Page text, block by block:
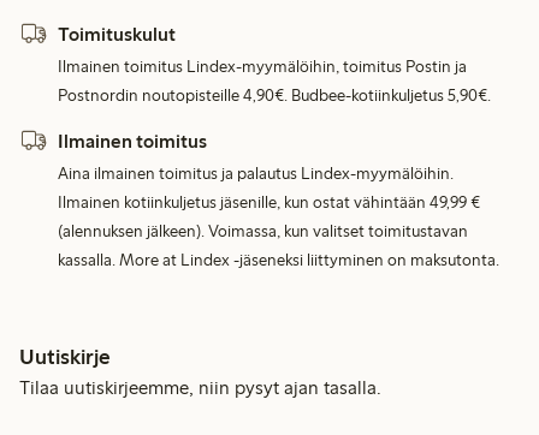
Toimituskulut
Ilmainen toimitus Lindex-myymälöihin, toimitus Postin ja
Postnordin noutopisteille 4,90€. Budbee-kotiinkuljetus 5,90€.
Ilmainen toimitus
Aina ilmainen toimitus ja palautus Lindex-myymälöihin.
Ilmainen kotiinkuljetus jäsenille, kun ostat vähintään 49,99 €
(alennuksen jälkeen). Voimassa, kun valitset toimitustavan
kassalla. More at Lindex -jäseneksi liittyminen on maksutonta.
Uutiskirje
Tilaa uutiskirjeemme, niin pysyt ajan tasalla.